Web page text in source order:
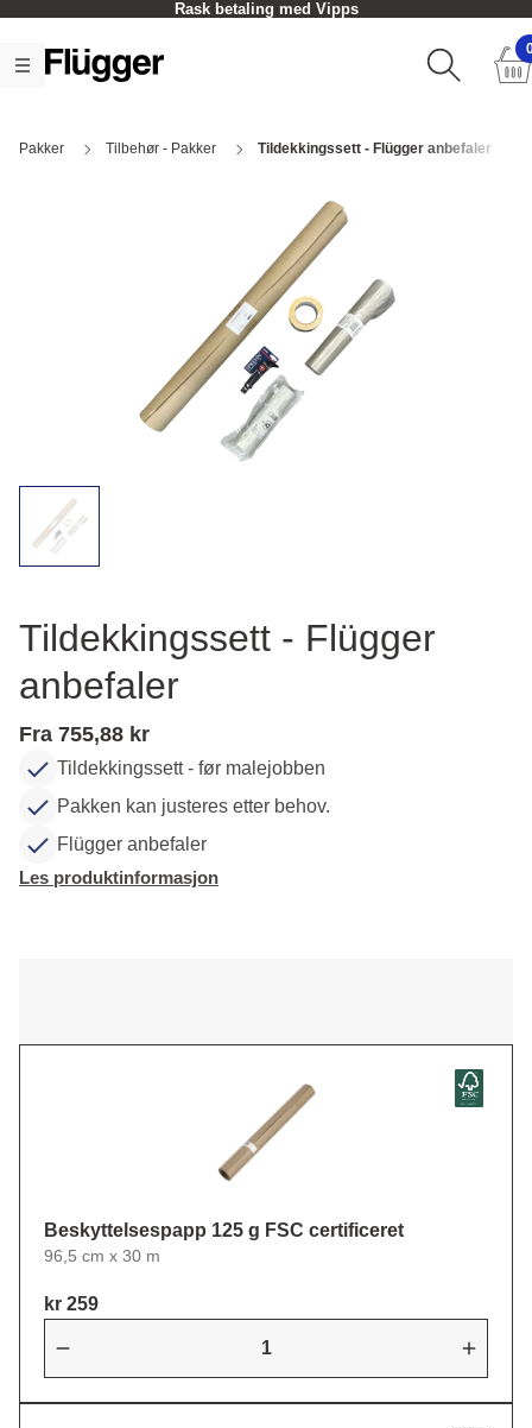
Rask betaling med Vipps
Pakker Tilbehør - Pakker Tildekkingssett - Flügger anbefaler
Tildekkingssett - Flügger
anbefaler
Fra 755,88 kr
Tildekkingssett - før malejobben
Pakken kan justeres etter behov.
Flügger anbefaler
Les produktinformasjon
Beskyttelsespapp 125 g FSC certificeret
96,5 cm x 30 m
kr 259